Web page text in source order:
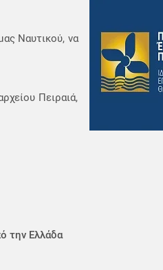
Ναυτικού, να
Πειραιά,
την Ελλάδα